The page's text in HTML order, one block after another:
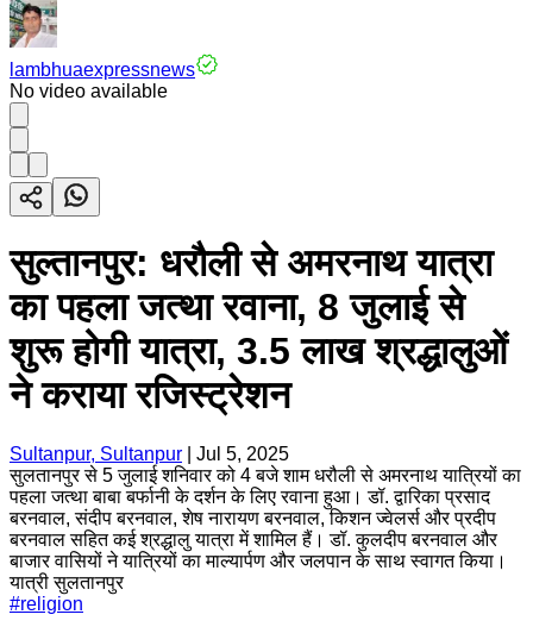
lambhuaexpressnews
No video available
सुल्तानपुर: धरौली से अमरनाथ यात्रा
का पहला जत्था रवाना, 8 जुलाई से
शुरू होगी यात्रा, 3.5 लाख श्रद्धालुओं
ने कराया रजिस्ट्रेशन
Sultanpur, Sultanpur
Jul 5, 2025
सुलतानपुर से 5 जुलाई शनिवार को 4 बजे शाम धरौली से अमरनाथ यात्रियों का
पहला जत्था बाबा बर्फानी के दर्शन के लिए रवाना हुआ। डॉ. द्वारिका प्रसाद
बरनवाल, संदीप बरनवाल, शेष नारायण बरनवाल, किशन ज्वेलर्स और प्रदीप
बरनवाल सहित कई श्रद्धालु यात्रा में शामिल हैं। डॉ. कुलदीप बरनवाल और
बाजार वासियों ने यात्रियों का माल्यार्पण और जलपान के साथ स्वागत किया।
यात्री सुलतानपुर
#religion